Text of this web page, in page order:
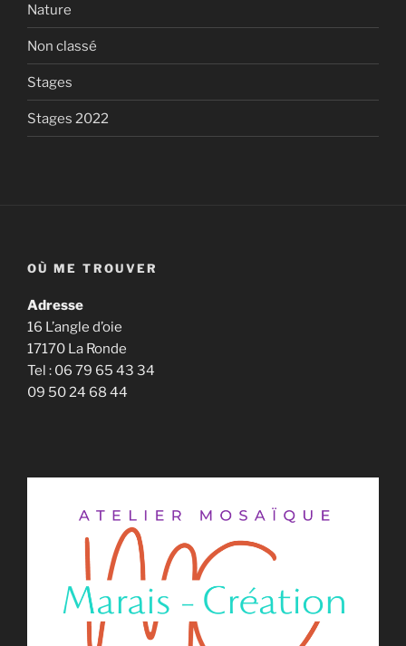
Nature
Non classé
Stages
Stages 2022
OÙ ME TROUVER
Adresse
16 L’angle d’oie
17170 La Ronde
Tel : 06 79 65 43 34
09 50 24 68 44